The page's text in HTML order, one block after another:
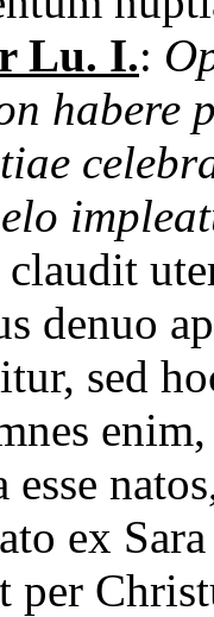
Lu. I.:
habere
denuo
sed
ex
per